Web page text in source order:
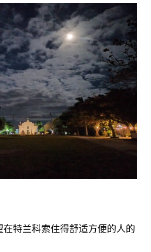
在特兰科索住得舒适方便的人的